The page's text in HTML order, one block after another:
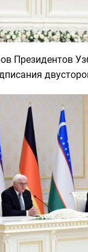
Президентов